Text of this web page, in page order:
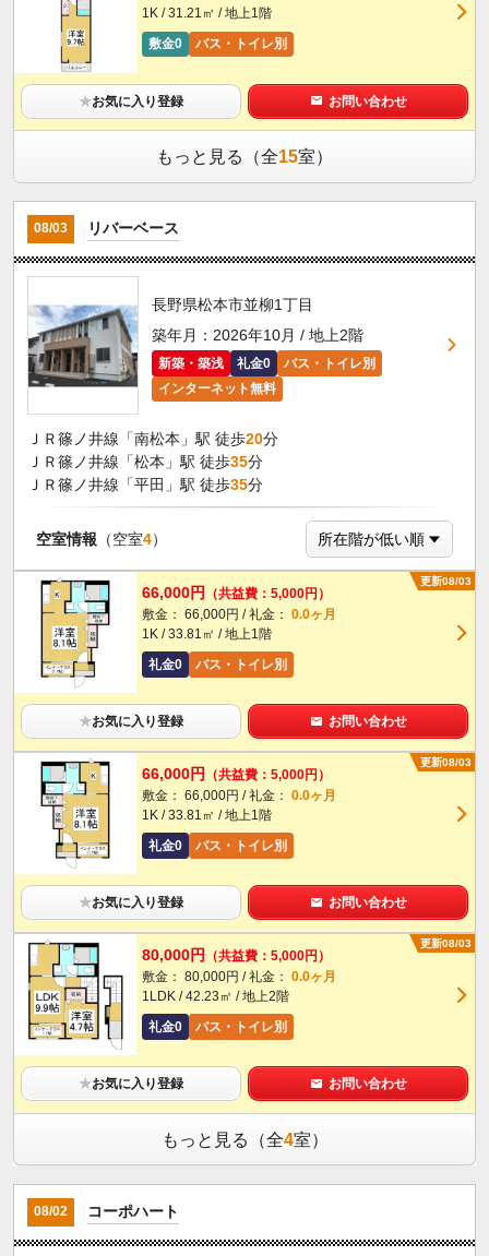
1K / 31.21㎡ / 地上1階
敷金0
バス・トイレ別
★お気に入り登録 お問い合わせ
もっと見る（全15室）
08/03 リバーベース
長野県松本市並柳1丁目
築年月：2026年10月 / 地上2階
新築・築浅 礼金0
バス・トイレ別
インターネット無料
ＪＲ篠ノ井線「南松本」駅 徒歩20分
ＪＲ篠ノ井線「松本」駅 徒歩35分
ＪＲ篠ノ井線「平田」駅 徒歩35分
空室情報 （空室4）
更新08/03
66,000円
（共益費：5,000円）
敷金： 66,000円 / 礼金： 0.0ヶ月
1K / 33.81㎡ / 地上1階
礼金0
バス・トイレ別
★お気に入り登録 お問い合わせ
更新08/03
66,000円
（共益費：5,000円）
敷金： 66,000円 / 礼金： 0.0ヶ月
1K / 33.81㎡ / 地上1階
礼金0
バス・トイレ別
★お気に入り登録 お問い合わせ
更新08/03
80,000円
（共益費：5,000円）
敷金： 80,000円 / 礼金： 0.0ヶ月
1LDK / 42.23㎡ / 地上2階
礼金0
バス・トイレ別
★お気に入り登録 お問い合わせ
もっと見る（全4室）
08/02 コーポハート